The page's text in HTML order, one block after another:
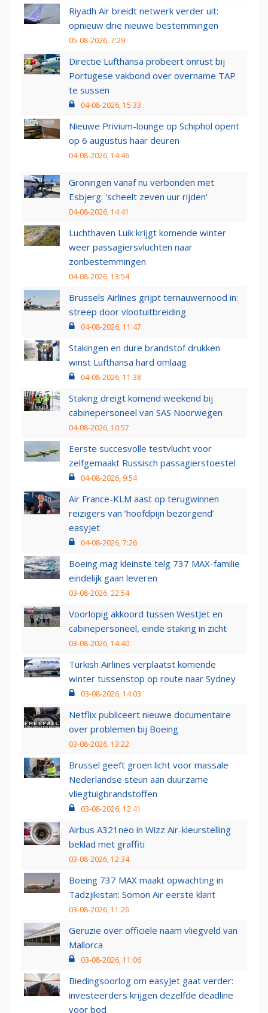
Riyadh Air breidt netwerk verder uit:
opnieuw drie nieuwe bestemmingen
05-08-2026, 7:29
Directie Lufthansa probeert onrust bij
Portugese vakbond over overname TAP
te sussen
04-08-2026, 15:33
Nieuwe Privium-lounge op Schiphol opent
op 6 augustus haar deuren
04-08-2026, 14:46
Groningen vanaf nu verbonden met
Esbjerg: 'scheelt zeven uur rijden'
04-08-2026, 14:41
Luchthaven Luik krijgt komende winter
weer passagiersvluchten naar
zonbestemmingen
04-08-2026, 13:54
Brussels Airlines grijpt ternauwernood in:
streep door vlootuitbreiding
04-08-2026, 11:47
Stakingen en dure brandstof drukken
winst Lufthansa hard omlaag
04-08-2026, 11:38
Staking dreigt komend weekend bij
cabinepersoneel van SAS Noorwegen
04-08-2026, 10:57
Eerste succesvolle testvlucht voor
zelfgemaakt Russisch passagierstoestel
04-08-2026, 9:54
Air France-KLM aast op terugwinnen
reizigers van ‘hoofdpijn bezorgend’
easyJet
04-08-2026, 7:26
Boeing mag kleinste telg 737 MAX-familie
eindelijk gaan leveren
03-08-2026, 22:54
Voorlopig akkoord tussen WestJet en
cabinepersoneel, einde staking in zicht
03-08-2026, 14:40
Turkish Airlines verplaatst komende
winter tussenstop op route naar Sydney
03-08-2026, 14:03
Netflix publiceert nieuwe documentaire
over problemen bij Boeing
03-08-2026, 13:22
Brussel geeft groen licht voor massale
Nederlandse steun aan duurzame
vliegtuigbrandstoffen
03-08-2026, 12:41
Airbus A321neo in Wizz Air-kleurstelling
beklad met graffiti
03-08-2026, 12:34
Boeing 737 MAX maakt opwachting in
Tadzjikistan: Somon Air eerste klant
03-08-2026, 11:26
Geruzie over officiële naam vliegveld van
Mallorca
03-08-2026, 11:06
Biedingsoorlog om easyJet gaat verder:
investeerders krijgen dezelfde deadline
voor bod